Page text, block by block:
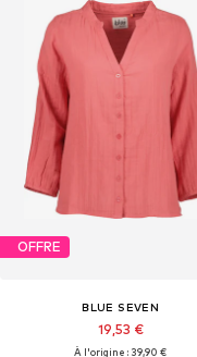
OFFRE
BLUE SEVEN
19,53 €
À l'origine : 39,90 €